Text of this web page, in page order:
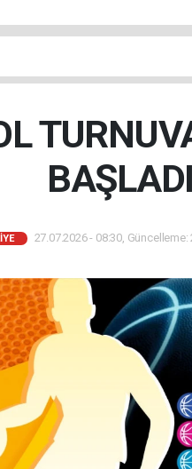
BAŞLADI
27.07.2026 - 08:30, Güncelleme: